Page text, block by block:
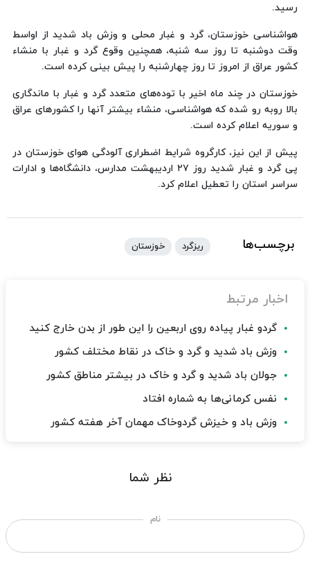
رسید.
هواشناسی خوزستان، گرد و غبار محلی و وزش باد شدید از اواسط
وقت دوشنبه تا روز سه شنبه، همچنین وقوع گرد و غبار با منشاء
کشور عراق از امروز تا روز چهارشنبه را پیش بینی کرده است.
خوزستان در چند ماه اخیر با توده‌های متعدد گرد و غبار با ماندگاری
بالا روبه رو شده که هواشناسی، منشاء بیشتر آنها را کشورهای عراق
و سوریه اعلام کرده است.
پیش از این نیز، کارگروه شرایط اضطراری آلودگی هوای خوزستان در
پی گرد و غبار شدید روز ۲۷ اردیبهشت مدارس، دانشگاه‌ها و ادارات
سراسر استان را تعطیل اعلام کرد.
برچسب‌ها ریزگرد خوزستان
اخبار مرتبط
گردو غبار پیاده روی اربعین را این طور از بدن خارج کنید
وزش باد شدید و گرد و خاک در نقاط مختلف کشور
جولان باد شدید و گرد و خاک در بیشتر مناطق کشور
نفس کرمانی‌ها به شماره افتاد
وزش باد و خیزش گردوخاک مهمان آخر هفته کشور
نظر شما
نام